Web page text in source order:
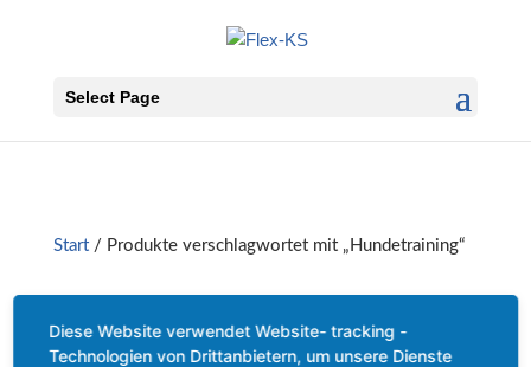
Select Page
Start/ Produkte verschlagwortet mit „Hundetraining“
Hundetraining
Diese Website verwendet Website- tracking -
Technologien von Drittanbietern, um unsere Dienste